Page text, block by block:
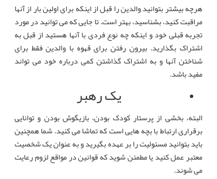
هرچه بیشتر بتوانید والدین را قبل از اینکه برای اولین بار از آنها
مراقبت کنید، بشناسید، بهتر است. تا جایی که می توانید در مورد
تجربه قبلی خود و اینکه چه نوع فردی با آنها هستید از قبل به
اشتراک بگذارید. بیرون رفتن برای قهوه با والدین فقط برای
شناختن آنها و به اشتراک گذاشتن کمی درباره خود می تواند
مفید باشد.
یک رهبر
البته، بخشی از پرستار کودک بودن، بازیگوش بودن و توانایی
برقراری ارتباط با بچه هایی است که تماشا می کنید. شما همچنین
باید بتوانید مسئولیت را بر عهده بگیرید و به عنوان یک شخصیت
معتبر عمل کنید یا مطمئن شوید که قوانین در مواقع لزوم رعایت
می شوند.